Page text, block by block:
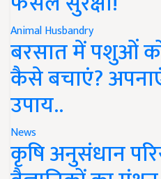
Animal Husbandry
बरसात में पशुओं
कैसे बचाएं?
उपाय..
News
कृषि अनुसंधान